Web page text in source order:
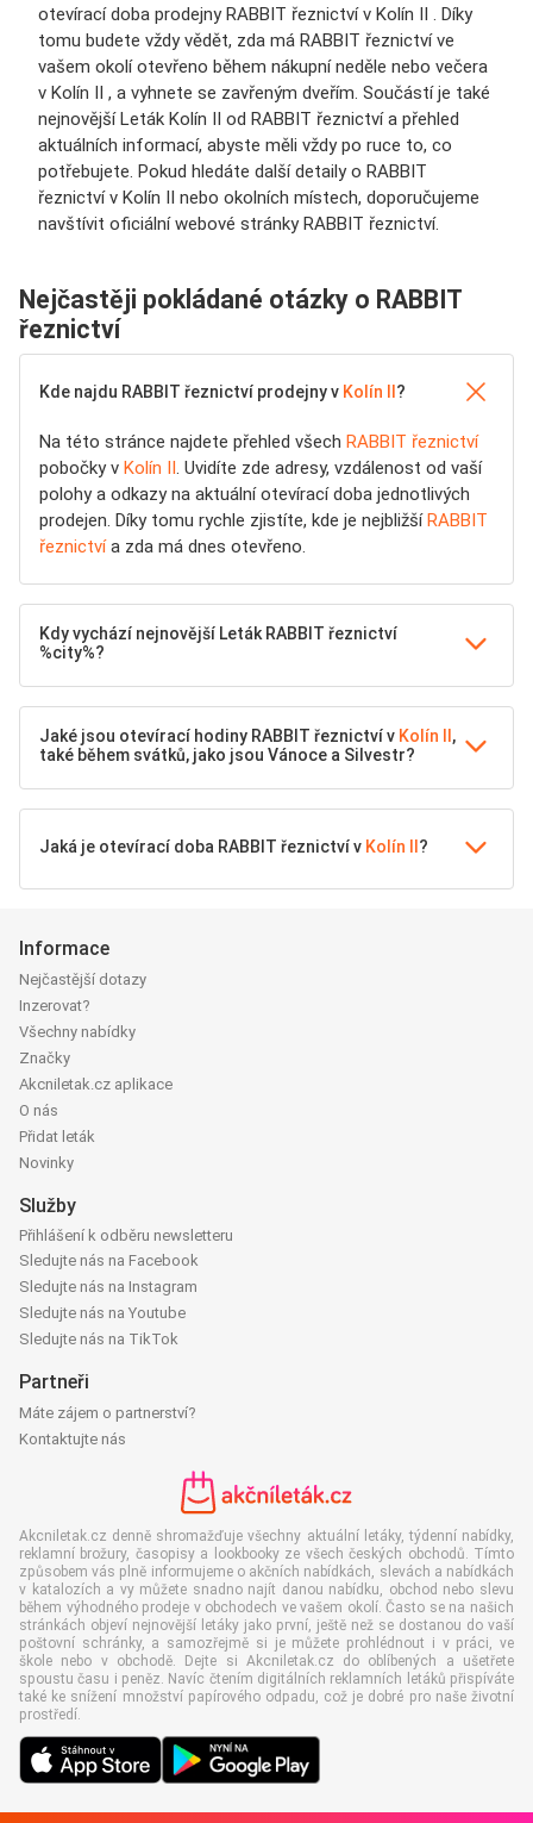
otevírací doba prodejny RABBIT řeznictví v Kolín II . Díky
tomu budete vždy vědět, zda má RABBIT řeznictví ve
vašem okolí otevřeno během nákupní neděle nebo večera
v Kolín II , a vyhnete se zavřeným dveřím. Součástí je také
nejnovější Leták Kolín II od RABBIT řeznictví a přehled
aktuálních informací, abyste měli vždy po ruce to, co
potřebujete. Pokud hledáte další detaily o RABBIT
řeznictví v Kolín II nebo okolních místech, doporučujeme
navštívit oficiální webové stránky RABBIT řeznictví.
Nejčastěji pokládané otázky o RABBIT
řeznictví
Kde najdu RABBIT řeznictví prodejny v Kolín II ?
Na této stránce najdete přehled všech RABBIT řeznictví
pobočky v Kolín II. Uvidíte zde adresy, vzdálenost od vaší
polohy a odkazy na aktuální otevírací doba jednotlivých
prodejen. Díky tomu rychle zjistíte, kde je nejbližšíRABBIT
řeznictvía zda má dnes otevřeno.
Kdy vychází nejnovější Leták RABBIT řeznictví
%city%?
Jaké jsou otevírací hodiny RABBIT řeznictví v Kolín II ,
také během svátků, jako jsou Vánoce a Silvestr?
Jaká je otevírací doba RABBIT řeznictví v Kolín II ?
Informace
Nejčastější dotazy
Inzerovat?
Všechny nabídky
Značky
Akcniletak.cz aplikace
O nás
Přidat leták
Novinky
Služby
Přihlášení k odběru newsletteru
Sledujte nás na Facebook
Sledujte nás na Instagram
Sledujte nás na Youtube
Sledujte nás na TikTok
Partneři
Máte zájem o partnerství?
Kontaktujte nás
Akcniletak.cz denně shromažďuje všechny aktuální letáky, týdenní nabídky,
reklamní brožury, časopisy a lookbooky ze všech českých obchodů. Tímto
způsobem vás plně informujeme o akčních nabídkách, slevách a nabídkách
v katalozích a vy můžete snadno najít danou nabídku, obchod nebo slevu
během výhodného prodeje v obchodech ve vašem okolí. Často se na našich
stránkách objeví nejnovější letáky jako první, ještě než se dostanou do vaší
poštovní schránky, a samozřejmě si je můžete prohlédnout i v práci, ve
škole nebo v obchodě. Dejte si Akcniletak.cz do oblíbených a ušetřete
spoustu času i peněz. Navíc čtením digitálních reklamních letáků přispíváte
také ke snížení množství papírového odpadu, což je dobré pro naše životní
prostředí.